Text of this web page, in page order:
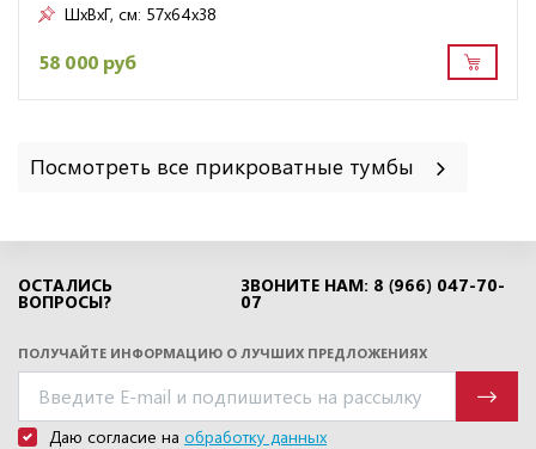
ШxВxГ, см: 57x64x38
58 000 руб
Посмотреть все прикроватные тумбы
ОСТАЛИСЬ
ВОПРОСЫ?
ЗВОНИТЕ НАМ: 8 (966) 047-70-
07
ПОЛУЧАЙТЕ ИНФОРМАЦИЮ О ЛУЧШИХ ПРЕДЛОЖЕНИЯХ
Даю согласие на обработку данных